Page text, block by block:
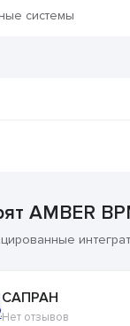
системы
AMBER
САПРАН
Нет отзывов